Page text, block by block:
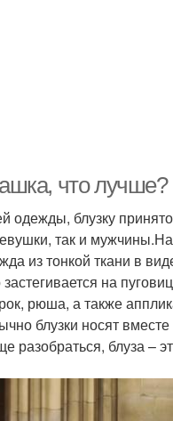
что лучше?
одежды, блузку
так и
из тонкой ткани в
на
рюша, а также
блузки носят
блуза –